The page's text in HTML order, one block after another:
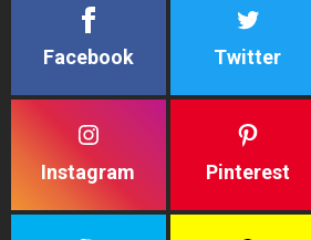
Facebook Twitter
Instagram Pinterest